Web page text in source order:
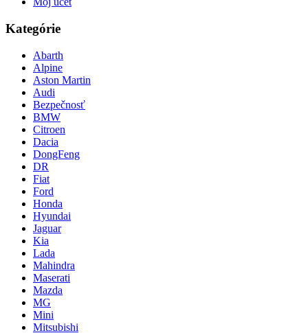
Kategórie
Abarth
Alpine
Aston Martin
Audi
Bezpečnosť
BMW
Citroen
Dacia
DongFeng
DR
Fiat
Ford
Honda
Hyundai
Jaguar
Kia
Lada
Mahindra
Maserati
Mazda
MG
Mini
Mitsubishi